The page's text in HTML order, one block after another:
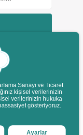
Saklıdır.
Sanayi ve Ticaret
kişisel verilerinizin
verilerinizin hukuka
gösteriyoruz.
Ayarlar